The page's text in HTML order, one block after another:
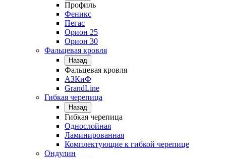
Профиль
Феникс
Пегас
Орион 25
Орион 30
Фальцевая кровля
Назад
Фальцевая кровля
АЗКиФ
GrandLine
Гибкая черепица
Назад
Гибкая черепица
Однослойная
Ламинированная
Комплектующие к гибкой черепице
Ондулин